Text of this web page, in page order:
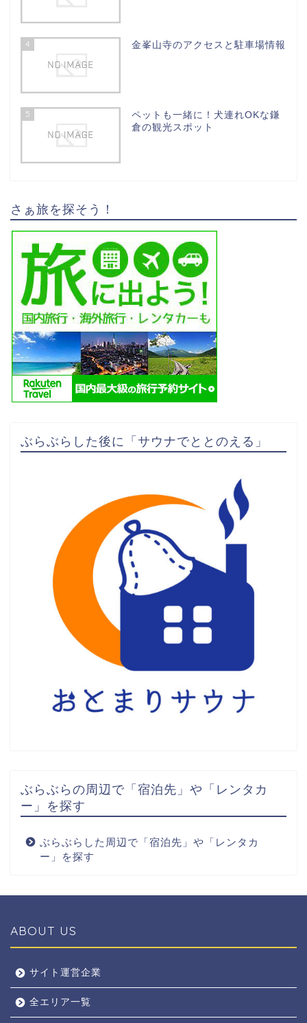
4 金峯山寺のアクセスと駐車場情報
5
ペットも一緒に！犬連れOKな鎌
倉の観光スポット
さぁ旅を探そう！
ぶらぶらした後に「サウナでととのえる」
ぶらぶらの周辺で「宿泊先」や「レンタカ
ー」を探す
ぶらぶらした周辺で「宿泊先」や「レンタカ
ー」を探す
ABOUT US
サイト運営企業
全エリア一覧